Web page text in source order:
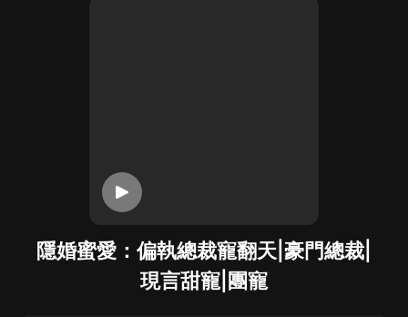
隱婚蜜愛：偏執總裁寵翻天|豪門總裁|
現言甜寵|團寵